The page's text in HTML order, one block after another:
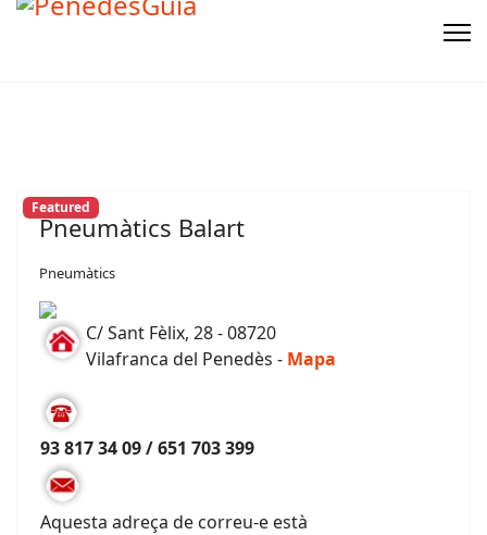
Featured
Pneumàtics Balart
Pneumàtics
C/ Sant Fèlix, 28 - 08720
Vilafranca del Penedès - Mapa
93 817 34 09 / 651 703 399
Aquesta adreça de correu-e està